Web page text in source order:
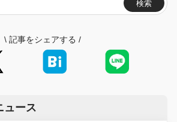
検索
\ 記事をシェアする /
ュース